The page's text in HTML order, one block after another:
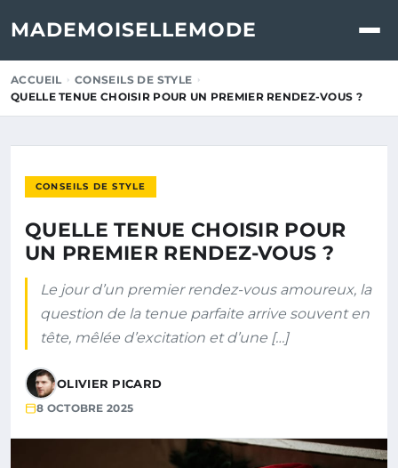
MADEMOISELLEMODE
ACCUEIL
CONSEILS DE STYLE
QUELLE TENUE CHOISIR POUR UN PREMIER RENDEZ-VOUS ?
CONSEILS DE STYLE
QUELLE TENUE CHOISIR POUR
UN PREMIER RENDEZ-VOUS ?
Le jour d’un premier rendez-vous amoureux, la
question de la tenue parfaite arrive souvent en
tête, mêlée d’excitation et d’une […]
OLIVIER PICARD
8 OCTOBRE 2025